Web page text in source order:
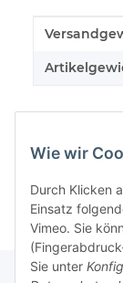
Wie wir
Durch Klicken
Einsatz
Vimeo. Sie
Sie unter
Wert